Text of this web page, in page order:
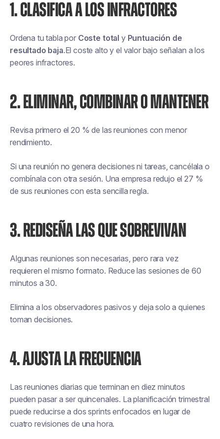
1. CLASIFICA A LOS INFRACTORES
Ordena tu tabla por Coste total y Puntuación de
resultado baja.El coste alto y el valor bajo señalan a los
peores infractores.
2. ELIMINAR, COMBINAR O MANTENER
Revisa primero el 20 % de las reuniones con menor
rendimiento.
Si una reunión no genera decisiones ni tareas, cancélala o
combínala con otra sesión. Una empresa redujo el 27 %
de sus reuniones con esta sencilla regla.
3. REDISEÑA LAS QUE SOBREVIVAN
Algunas reuniones son necesarias, pero rara vez
requieren el mismo formato. Reduce las sesiones de 60
minutos a 30.
Elimina a los observadores pasivos y deja solo a quienes
toman decisiones.
4. AJUSTA LA FRECUENCIA
Las reuniones diarias que terminan en diez minutos
pueden pasar a ser quincenales. La planificación trimestral
puede reducirse a dos sprints enfocados en lugar de
cuatro revisiones de una hora.